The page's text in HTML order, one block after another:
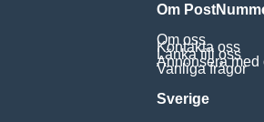
Om
Om oss
Kontakta oss
Länka till oss
Annonsera med
Vanliga frågor
Sverige